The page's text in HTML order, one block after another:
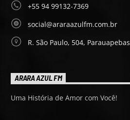
+55 94 99132-7369
social@araraazulfm.com.br
R. São Paulo, 504, Parauapebas
ARARA AZUL FM
Uma História de Amor com Você!